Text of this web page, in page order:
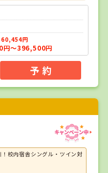
円
円～396,500円
予 約
校内宿舎シングル・ツイン対